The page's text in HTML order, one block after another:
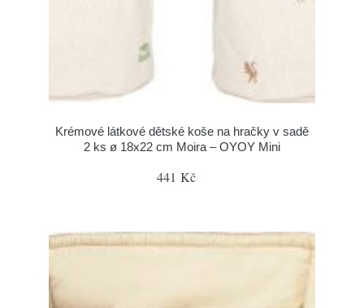
Krémové látkové dětské koše na hračky v sadě
2 ks ø 18x22 cm Moira – OYOY Mini
441 Kč